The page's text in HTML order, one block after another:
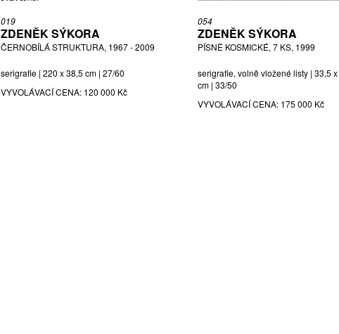
019
ZDENĚK SÝKORA
ČERNOBÍLÁ STRUKTURA, 1967 - 2009
serigrafie | 220 x 38,5 cm | 27/60
VYVOLÁVACÍ CENA: 120 000 Kč
054
ZDENĚK SÝKORA
PÍSNĚ KOSMICKÉ, 7 KS, 1999
serigrafie, volně vložené listy | 33,5
cm | 33/50
VYVOLÁVACÍ CENA: 175 000 Kč